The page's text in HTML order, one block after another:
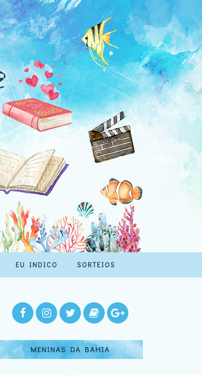
EU INDICO SORTEIOS
MENINAS DA BAHIA